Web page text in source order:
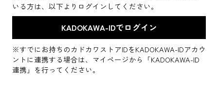
いる方は、以下よりログインしてください。
※すでにお持ちのカドカワストアIDをKADOKAWA-IDアカウ
ントに連携する場合は、マイページから「KADOKAWA-ID
連携」を行ってください。